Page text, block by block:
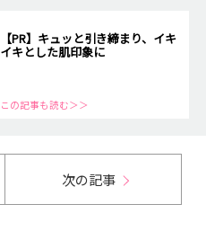
【PR】キュッと引き締まり、イキ
イキとした肌印象に
この記事も読む＞＞
次の記事